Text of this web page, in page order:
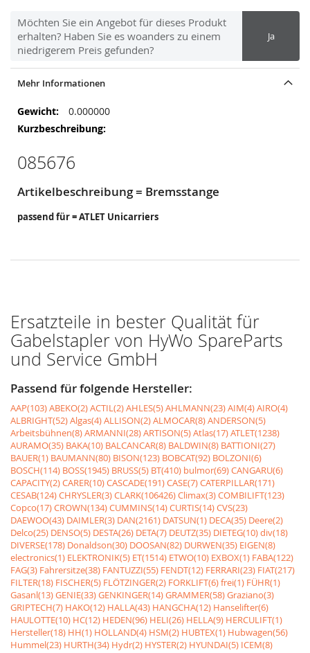
Möchten Sie ein Angebot für dieses Produkt
erhalten? Haben Sie es woanders zu einem
niedrigerem Preis gefunden?
Ja
Mehr Informationen
Mehr
Informationen
0.000000
085676
Artikelbeschreibung = Bremsstange
passend für = ATLET Unicarriers
Ersatzteile in bester Qualität für
Gabelstapler von HyWo SpareParts
und Service GmbH
Passend für folgende Hersteller:
AAP(103)ABEKO(2)ACTIL(2)AHLES(5)AHLMANN(23)AIM(4)AIRO(4)
ALBRIGHT(52)Algas(4)ALLISON(2)ALMOCAR(8)ANDERSON(5)
Arbeitsbühnen(8)ARMANNI(28)ARTISON(5)Atlas(17)ATLET(1238)
AURAMO(35) BAKA(10) BALCANCAR(8) BALDWIN(8) BATTIONI(27)
BAUER(1) BAUMANN(80) BISON(123) BOBCAT(92) BOLZONI(6)
BOSCH(114) BOSS(1945) BRUSS(5) BT(410) bulmor(69)CANGARU(6)
CAPACITY(2)CARER(10)CASCADE(191)CASE(7)CATERPILLAR(171)
CESAB(124)CHRYSLER(3)CLARK(106426)Climax(3)COMBILIFT(123)
Copco(17)CROWN(134)CUMMINS(14)CURTIS(14)CVS(23)
DAEWOO(43) DAIMLER(3) DAN(2161) DATSUN(1) DECA(35) Deere(2)
Delco(25) DENSO(5) DESTA(26) DETA(7) DEUTZ(35) DIETEG(10)div(18)
DIVERSE(178) Donaldson(30) DOOSAN(82) DURWEN(35) EIGEN(8)
electronics(1) ELEKTRONIK(5) ET(1514) ETWO(10) EXBOX(1) FABA(122)
FAG(3) Fahrersitze(38) FANTUZZI(55) FENDT(12) FERRARI(23) FIAT(217)
FILTER(18) FISCHER(5) FLÖTZINGER(2) FORKLIFT(6)frei(1) FÜHR(1)
Gasanl(13)GENIE(33)GENKINGER(14)GRAMMER(58)Graziano(3)
GRIPTECH(7) HAKO(12) HALLA(43) HANGCHA(12) Hanselifter(6)
HAULOTTE(10) HC(12) HEDEN(96) HELI(26) HELLA(9) HERCULIFT(1)
Hersteller(18) HH(1) HOLLAND(4) HSM(2) HUBTEX(1) Hubwagen(56)
Hummel(23) HURTH(34) Hydr(2) HYSTER(2) HYUNDAI(5) ICEM(8)